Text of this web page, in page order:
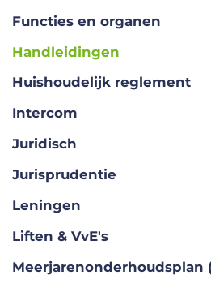
Functies en organen
Handleidingen
Huishoudelijk reglement
Intercom
Juridisch
Jurisprudentie
Leningen
Liften & VvE's
Meerjarenonderhoudsplan